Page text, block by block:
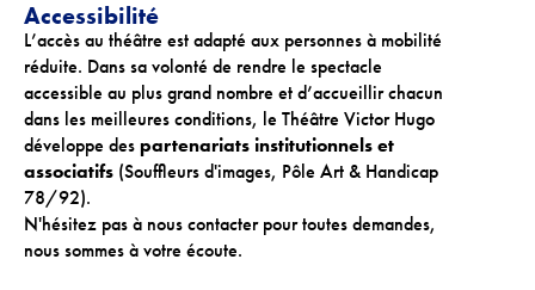
Artistes associés
ACTIONS CULTURELLES
Les actions de la saison
Pratique du théâtre, mime et geste
Les actions passées
Accessibilité
L’accès au théâtre est adapté aux personnes à mobilité
réduite. Dans sa volonté de rendre le spectacle
accessible au plus grand nombre et d’accueillir chacun
dans les meilleures conditions, le Théâtre Victor Hugo
développe des partenariats institutionnels et
associatifs (Souffleurs d'images, Pôle Art & Handicap
78/92).
N'hésitez pas à nous contacter pour toutes demandes,
nous sommes à votre écoute.